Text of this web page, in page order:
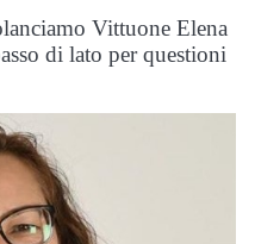
Vittuone Elena
di lato per questioni